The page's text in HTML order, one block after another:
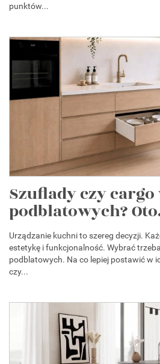
punktów...
Szuflady czy
podblatowych?
Urządzanie kuchni to szereg decyzji.
estetykę i funkcjonalność. Wybrać
podblatowych. Na co lepiej postawić w
czy...